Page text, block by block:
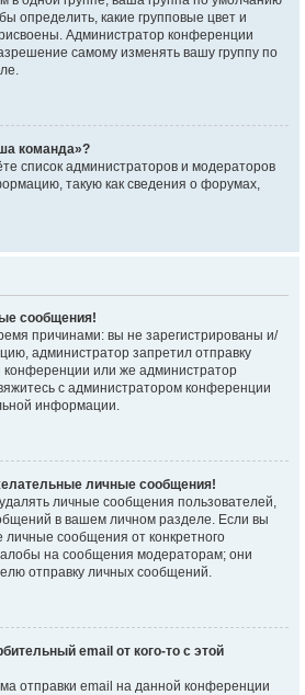
определить, какие групповые цвет и
Администратор конференции
самому изменять вашу группу по
команда»?
список администраторов и модераторов
такую как сведения о форумах,
сообщения!
причинами: вы не зарегистрированы и/
администратор запретил отправку
или же администратор
с администратором конференции
информации.
личные сообщения!
личные сообщения пользователей,
в вашем личном разделе. Если вы
личные сообщения от конкретного
на сообщения модераторам; они
отправку личных сообщений.
email от кого-то с этой
отправки email на данной конференции